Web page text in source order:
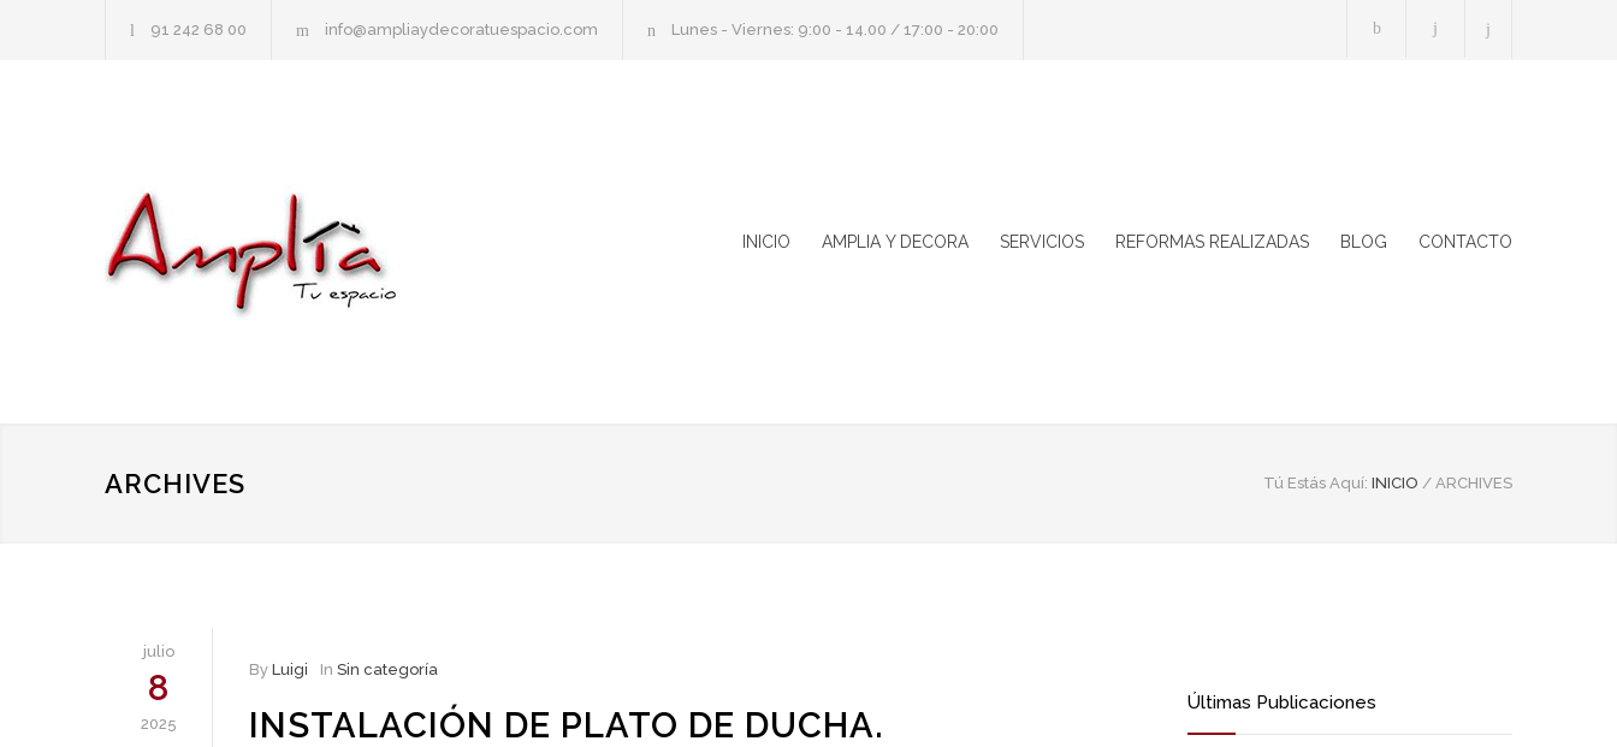
91 242 68 00 info@ampliaydecoratuespacio.com Lunes - Viernes: 9:00 - 14.00 / 17:00 - 20:00
INICIO AMPLIA Y DECORA SERVICIOS REFORMAS REALIZADAS BLOG CONTACTO
ARCHIVES Tú Estás Aquí: INICIO / ARCHIVES
julio
8
2025
By Luigi In Sin categoría
INSTALACIÓN DE PLATO DE DUCHA.
Últimas Publicaciones